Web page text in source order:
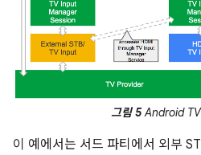
그림 5Android
이 예에서는 서드 파티에서 외부